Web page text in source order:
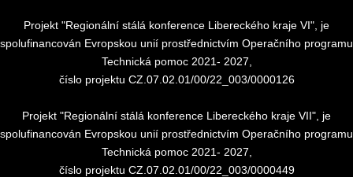
Projekt "Regionální stálá konference Libereckého kraje VI", je
spolufinancován Evropskou unií prostřednictvím Operačního programu
Technická pomoc 2021- 2027,
číslo projektu CZ.07.02.01/00/22_003/0000126
Projekt "Regionální stálá konference Libereckého kraje VII", je
spolufinancován Evropskou unií prostřednictvím Operačního programu
Technická pomoc 2021- 2027,
číslo projektu CZ.07.02.01/00/22_003/0000449